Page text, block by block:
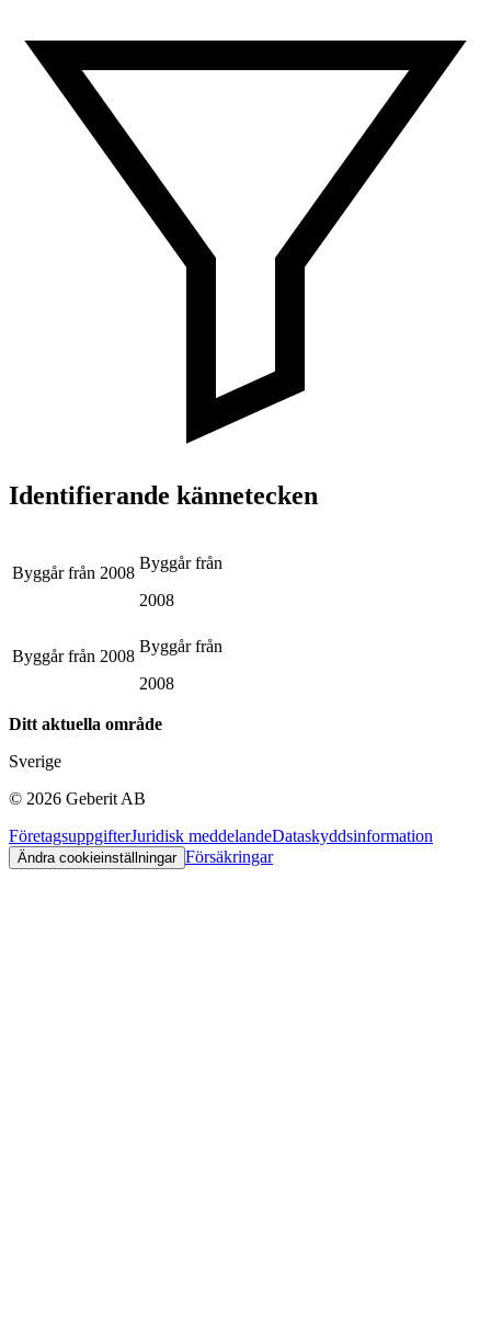
Identifierande kännetecken
Byggår från 2008
Byggår från
2008
Byggår från 2008
Byggår från
2008
Ditt aktuella område
Sverige
© 2026 Geberit AB
FöretagsuppgifterJuridisk meddelandeDataskyddsinformation
Ändra cookieinställningar Försäkringar